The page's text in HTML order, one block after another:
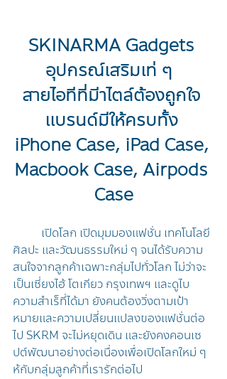
SKINARMA Gadgets
อุปกรณ์เสริมเท่ ๆ
สายไอทีที่มีาไตล์ต้องถูกใจ
แบรนด์มีให้ครบทั้ง
iPhone Case, iPad Case,
Macbook Case, Airpods
Case
ศิลปะ และวัฒนธรรมใหม่ ๆ จนได้รับความ
สนใจจากลูกค้าเฉพาะกลุ่มไปทั่วโลก ไม่ว่าจะ
เป็นเซี่ยงไฮ้ โตเกียว กรุงเทพฯ และดูไบ
ความสำเร็ที่ได้มา ยังคนต้องวิ่งตามเป้า
หมายและความเปลี่ยนแปลงของแฟชั่นต่อ
ไป SKRM จะไม่หยุดเดิน และยังคงคอนเซ
ปต์พัฒนาอย่างต่อเนื่องเพื่อเปิดโลกใหม่ ๆ
ห้กับกลุ่มลูกค้าที่เรารักต่อไป